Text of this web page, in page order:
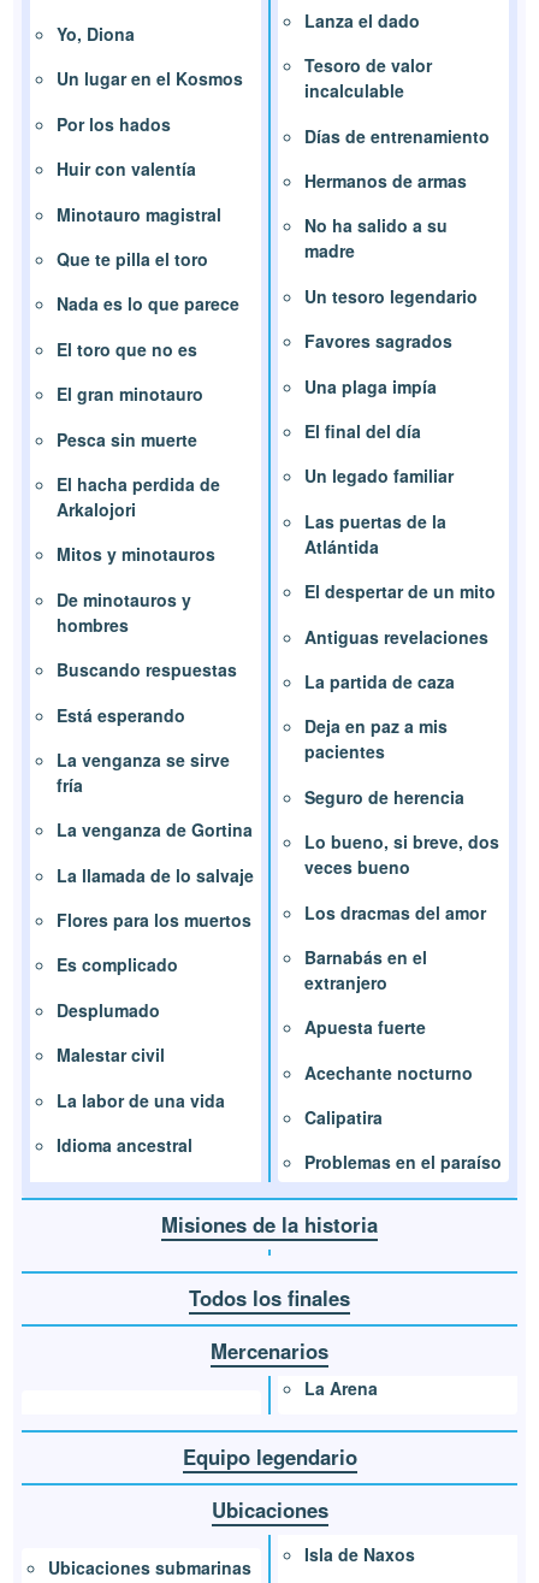
Yo, Diona
Un lugar en el Kosmos
Por los hados
Huir con valentía
Minotauro magistral
Que te pilla el toro
Nada es lo que parece
El toro que no es
El gran minotauro
Pesca sin muerte
El hacha perdida de
Arkalojori
Mitos y minotauros
De minotauros y
hombres
Buscando respuestas
Está esperando
La venganza se sirve
fría
La venganza de Gortina
La llamada de lo salvaje
Flores para los muertos
Es complicado
Desplumado
Malestar civil
La labor de una vida
Idioma ancestral
Lanza el dado
Tesoro de valor
incalculable
Días de entrenamiento
Hermanos de armas
No ha salido a su
madre
Un tesoro legendario
Favores sagrados
Una plaga impía
El final del día
Un legado familiar
Las puertas de la
Atlántida
El despertar de un mito
Antiguas revelaciones
La partida de caza
Deja en paz a mis
pacientes
Seguro de herencia
Lo bueno, si breve, dos
veces bueno
Los dracmas del amor
Barnabás en el
extranjero
Apuesta fuerte
Acechante nocturno
Calipatira
Problemas en el paraíso
Misiones de la historia
Todos los finales
Mercenarios
La Arena
Equipo legendario
Ubicaciones
Ubicaciones submarinas
Isla de Naxos